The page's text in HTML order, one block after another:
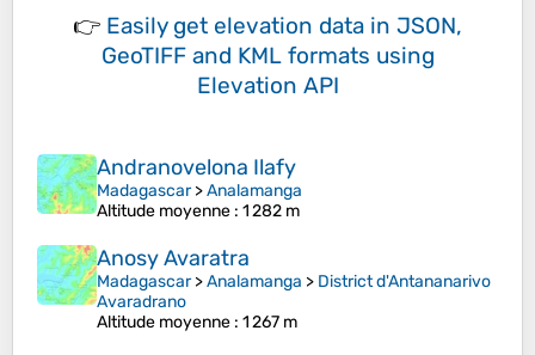
👉 Easily get elevation data in JSON,
GeoTIFF and KML formats using
Elevation API
Andranovelona Ilafy
Madagascar>Analamanga
Altitude moyenne : 1 282 m
Anosy Avaratra
Madagascar>Analamanga > District d'Antananarivo
Avaradrano
Altitude moyenne : 1 267 m